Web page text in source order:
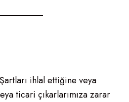
ihlal ettiğine veya
ticari çıkarlarımıza zarar